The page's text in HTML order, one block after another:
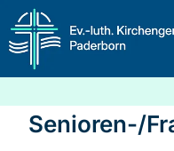
Senioren-/